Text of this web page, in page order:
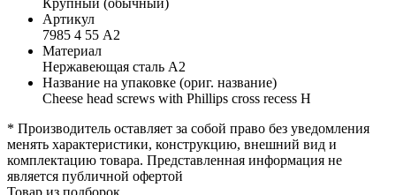
Артикул
7985 4 55 А2
Материал
Нержавеющая сталь А2
Название на упаковке (ориг. название)
Cheese head screws with Phillips cross recess H
* Производитель оставляет за собой право без уведомления
менять характеристики, конструкцию, внешний вид и
комплектацию товара. Представленная информация не
является публичной офертой
Товар из подборок